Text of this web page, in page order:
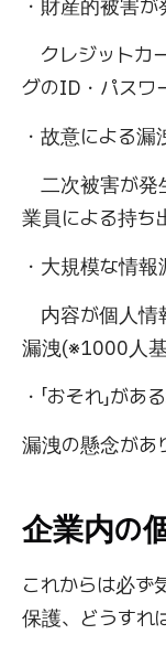
・財産的被害
クレジットカ
グのID・パスワ
・故意による漏
二次被害が発
業員による持ち
・大規模な情報
内容が個人情
漏洩(※1000人
・「おそれ」があ
漏洩の懸念があ
企業内の
これからは必ず
保護、どうすれ